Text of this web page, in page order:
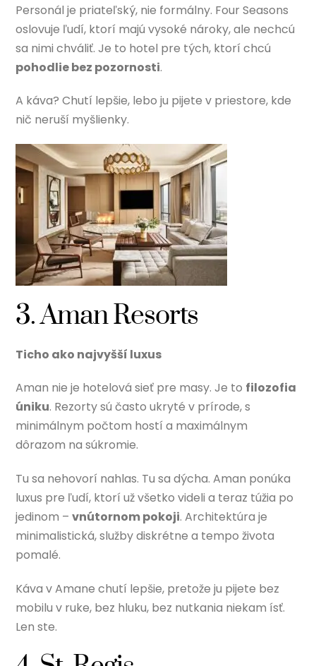
Personál je priateľský, nie formálny. Four Seasons
oslovuje ľudí, ktorí majú vysoké nároky, ale nechcú
sa nimi chváliť. Je to hotel pre tých, ktorí chcú
pohodlie bez pozornosti.
A káva? Chutí lepšie, lebo ju pijete v priestore, kde
nič neruší myšlienky.
3. Aman Resorts
Ticho ako najvyšší luxus
Aman nie je hotelová sieť pre masy. Je to filozofia
úniku. Rezorty sú často ukryté v prírode, s
minimálnym počtom hostí a maximálnym
dôrazom na súkromie.
Tu sa nehovorí nahlas. Tu sa dýcha. Aman ponúka
luxus pre ľudí, ktorí už všetko videli a teraz túžia po
jedinom –vnútornom pokoji. Architektúra je
minimalistická, služby diskrétne a tempo života
pomalé.
Káva v Amane chutí lepšie, pretože ju pijete bez
mobilu v ruke, bez hluku, bez nutkania niekam ísť.
Len ste.